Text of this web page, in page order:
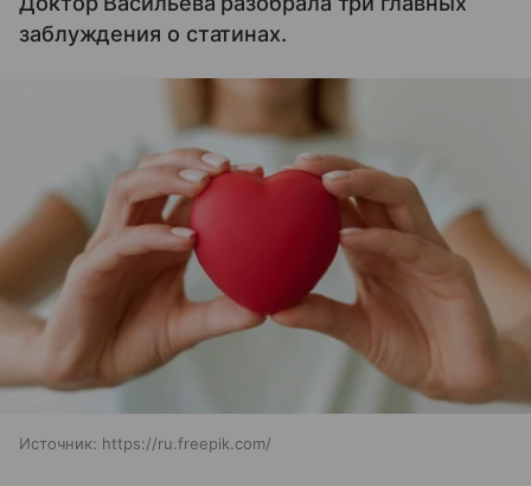
заблуждения о статинах.
Источник: https://ru.freepik.com/